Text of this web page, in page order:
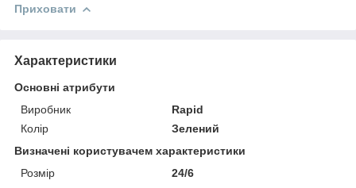
Приховати
Характеристики
Основні атрибути
Виробник
Rapid
Колір
Зелений
Визначені користувачем характеристики
Розмір
24/6